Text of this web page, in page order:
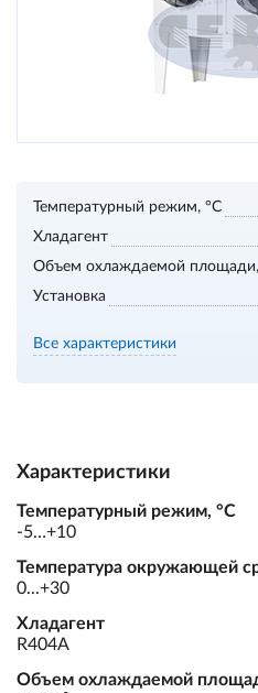
Температурный режим, °С
Хладагент
Объем охлаждаемой
Установка
Все характеристики
Характеристики
Температурный режим, °С
-5…+10
Температура окружающей
0...+30
Хладагент
R404А
Объем охлаждаемой